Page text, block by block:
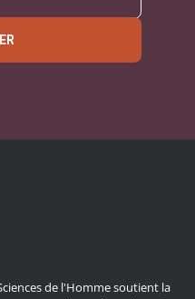
de l'Homme soutient la